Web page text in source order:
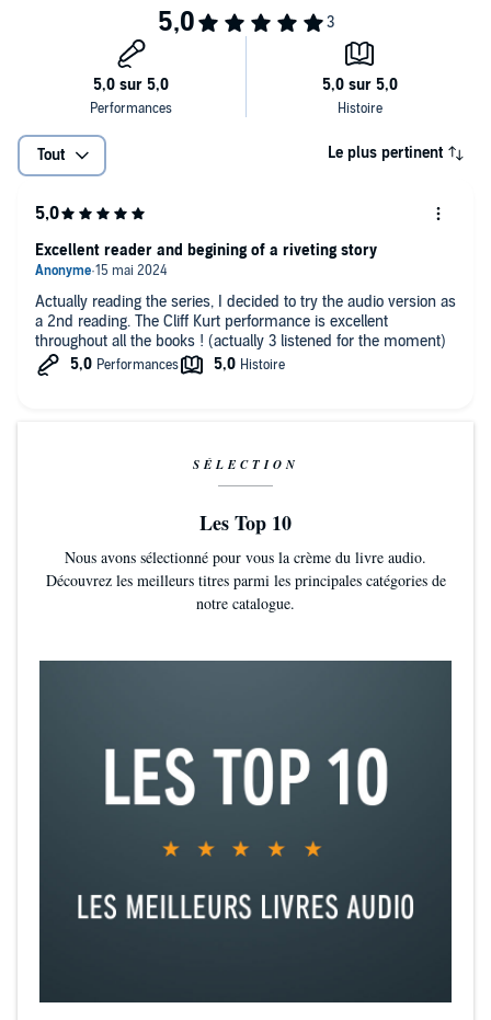
Tout Le plus pertinent
Actually reading the series, I decided to try the audio version as
a 2nd reading. The Cliff Kurt performance is excellent
throughout all the books ! (actually 3 listened for the moment)
Excellent reader and begining of a riveting story
SÉLECTION
Les Top 10
Nous avons sélectionné pour vous la crème du livre audio.
Découvrez les meilleurs titres parmi les principales catégories de
notre catalogue.